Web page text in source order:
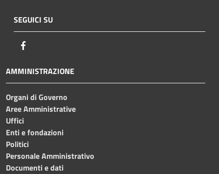
SEGUICI SU
AMMINISTRAZIONE
Organi di Governo
Aree Amministrative
Uffici
Enti e fondazioni
Politici
Personale Amministrativo
Documenti e dati